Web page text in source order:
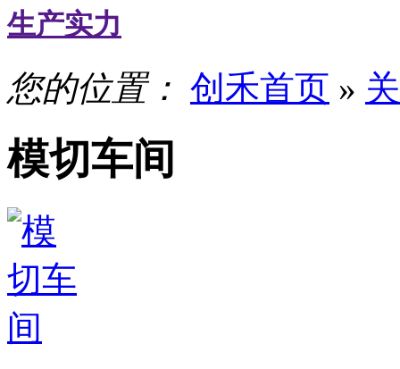
生产实力
您的位置： 创禾首页 »
模切车间